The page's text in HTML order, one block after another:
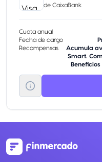
de CaixaBank
Cuota anual
Fecha de cargo
Recompensas
Acumula
Smart.